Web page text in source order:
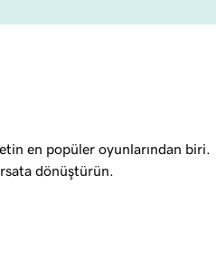
en popüler oyunlarından biri.
dönüştürün.